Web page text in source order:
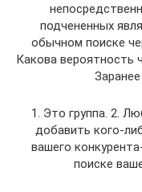
подчененных
обычном поиске
Какова
1. Это группа. 2.
добавить кого-
вашего
поиске